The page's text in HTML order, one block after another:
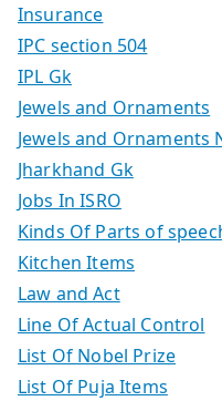
Insurance
IPC section 504
IPL Gk
Jewels and Ornaments
Jewels and Ornaments
Jharkhand Gk
Jobs In ISRO
Kinds Of Parts of
Kitchen Items
Law and Act
Line Of Actual Control
List Of Nobel Prize
List Of Puja Items